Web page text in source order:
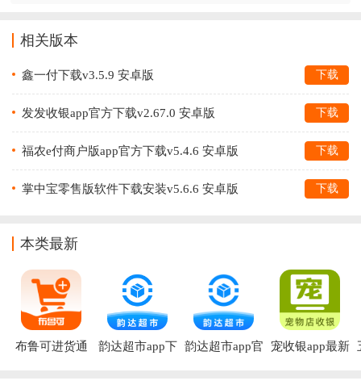
相关版本
鑫一付下载v3.5.9 安卓版 下载
发发收银app官方下载v2.67.0 安卓版 下载
福农e付商户版app官方下载v5.4.6 安卓版 下载
掌中宝零售版软件下载安装v5.6.6 安卓版 下载
本类最新
布鲁可进货通
韵达超市app下 韵达超市app官
宠收银app最新